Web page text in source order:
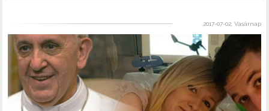
2017-07-02, Vasárnap